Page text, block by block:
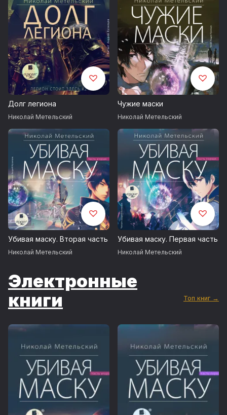
Долг легиона
Николай Метельский
Чужие маски
Николай Метельский
Убивая маску. Вторая часть
Николай Метельский
Убивая маску. Первая часть
Николай Метельский
Электронные
книги
Топ книг →